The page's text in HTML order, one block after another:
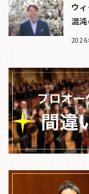
ウ
混
2026